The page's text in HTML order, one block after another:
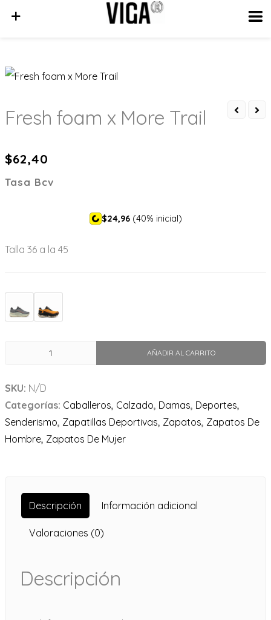
Fresh foam x More Trail
$62,40
Tasa Bcv
$24,96(40% inicial)
Talla 36 a la 45
AÑADIR AL CARRITO
SKU: N/D
Categorías: Caballeros, Calzado, Damas, Deportes,
Senderismo, Zapatillas Deportivas, Zapatos, Zapatos De
Hombre, Zapatos De Mujer
Descripción Información adicional
Valoraciones (0)
Descripción